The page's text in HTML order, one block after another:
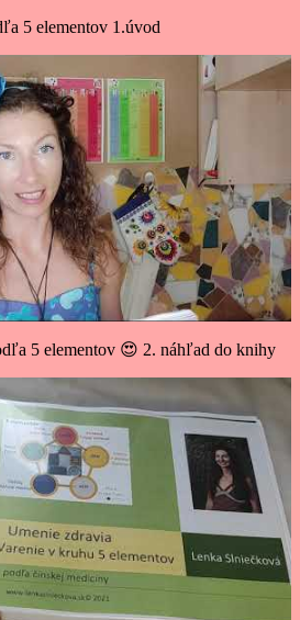
5 elementov 1.úvod
5 elementov 😍 2. náhľad do knihy